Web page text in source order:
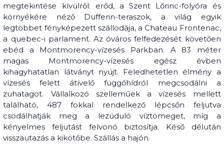
megtekintése kívülről: erőd, a Szent Lőrinc-folyóra és
környékére néző Dufferin-teraszok, a világ egyik
legtöbbet fényképezett szállodája, a Chateau Frontenac,
a quebec-i parlament. Az óváros felfedezését követően
ebéd a Montmorency-vízesés Parkban. A 83 méter
magas Montmorency-vízesés egész évben
kihagyhatatlan látványt nyújt. Feledhetetlen élmény a
vízesés felett átívelő függőhídról megcsodálni a
zuhatagot. Vállalkozó szelleműek a vízesés mellett
található, 487 fokkal rendelkező lépcsőn feljutva
csodálhatják meg a lezúduló víztömeget, míg a
kényelmes feljutást felvonó biztosítja. Késő délután
visszautazás a kikötőbe. Szállás a hajón.